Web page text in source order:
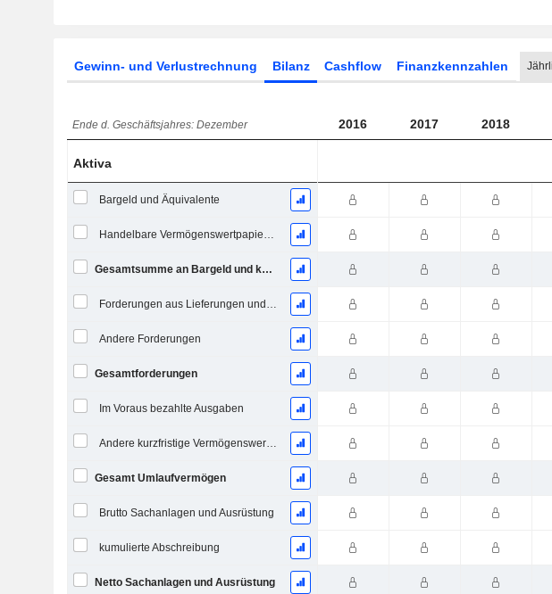
Gewinn- und Verlustrechnung Bilanz Cashflow Finanzkennzahlen
Ende d. Geschäftsjahres: Dezember 2016 2017 2018
Aktiva
Bargeld und Äquivalente
Handelbare Vermögenswertpapiere, Gesamt
Gesamtsumme an Bargeld und kurzfristigen Investitionen
Forderungen aus Lieferungen und Leistungen, Gesamt
Andere Forderungen
Gesamtforderungen
Im Voraus bezahlte Ausgaben
Andere kurzfristige Vermögenswerte, Gesamt
Gesamt Umlaufvermögen
Brutto Sachanlagen und Ausrüstung
kumulierte Abschreibung
Netto Sachanlagen und Ausrüstung